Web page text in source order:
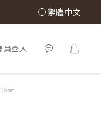
繁體中文
𝕠𝕗𝕗 所有商品
員登入